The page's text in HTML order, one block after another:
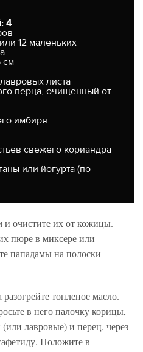
4
12 маленьких
см
листа
перца, очищенный от
имбиря
свежего кориандра
или йогурта (по
очистите их от кожицы.
пюре в миксере или
пападамы на полоски
топленое масло.
в него палочку корицы,
лавровые) и перец, через
Положите в